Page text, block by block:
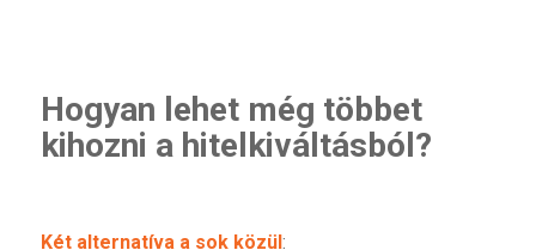
Hogyan lehet még többet
kihozni a hitelkiváltásból?
Két alternatíva a sok közül :